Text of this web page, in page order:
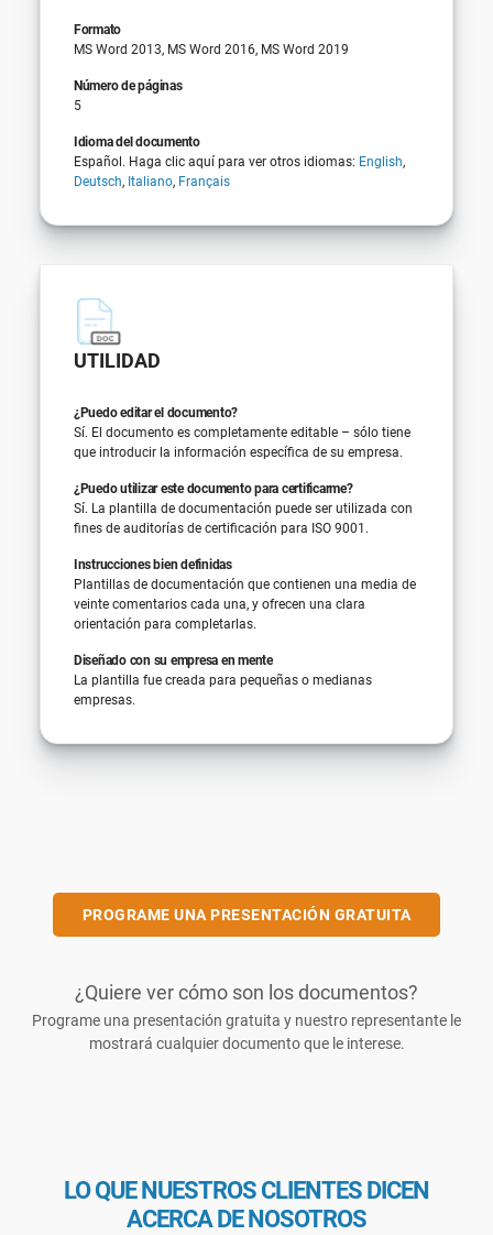
Formato
MS Word 2013, MS Word 2016, MS Word 2019
Número de páginas
5
Idioma del documento
Español. Haga clic aquí para ver otros idiomas: English,
Deutsch, Italiano, Français
UTILIDAD
¿Puedo editar el documento?
Sí. El documento es completamente editable – sólo tiene
que introducir la información específica de su empresa.
¿Puedo utilizar este documento para certificarme?
Sí. La plantilla de documentación puede ser utilizada con
fines de auditorías de certificación para ISO 9001.
Instrucciones bien definidas
Plantillas de documentación que contienen una media de
veinte comentarios cada una, y ofrecen una clara
orientación para completarlas.
Diseñado con su empresa en mente
La plantilla fue creada para pequeñas o medianas
empresas.
PROGRAME UNA PRESENTACIÓN GRATUITA
¿Quiere ver cómo son los documentos?
Programe una presentación gratuita y nuestro representante le
mostrará cualquier documento que le interese.
LO QUE NUESTROS CLIENTES DICEN
ACERCA DE NOSOTROS